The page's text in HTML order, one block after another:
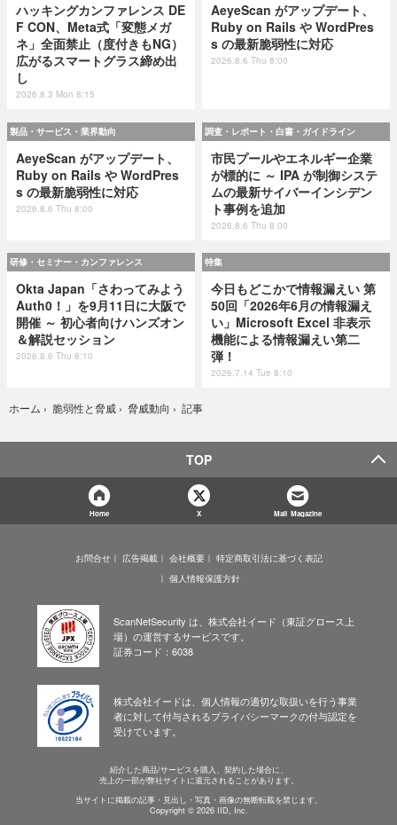
ハッキングカンファレンス DE
F CON、Meta式「変態メガ
ネ」全面禁止（度付きもNG）
広がるスマートグラス締め出
し
2026.8.3 Mon 8:15
AeyeScan がアップデート、
Ruby on Rails や WordPres
s の最新脆弱性に対応
2026.8.6 Thu 8:00
製品・サービス・業界動向
AeyeScan がアップデート、
Ruby on Rails や WordPres
s の最新脆弱性に対応
2026.8.6 Thu 8:00
調査・レポート・白書・ガイドライン
市民プールやエネルギー企業
が標的に ～ IPA が制御システ
ムの最新サイバーインシデン
ト事例を追加
2026.8.6 Thu 8:00
研修・セミナー・カンファレンス
Okta Japan「さわってみよう
Auth0！」を9月11日に大阪で
開催 ～ 初心者向けハンズオン
＆解説セッション
2026.8.6 Thu 8:10
特集
今日もどこかで情報漏えい 第
50回「2026年6月の情報漏え
い」Microsoft Excel 非表示
機能による情報漏えい第二
弾！
2026.7.14 Tue 8:10
ホーム › 脆弱性と脅威 › 脅威動向 › 記事
TOP
Home X Mail Magazine
お問合せ 広告掲載 会社概要
特定商取引法に基づく表記
個人情報保護方針
ScanNetSecurity は、株式会社イード（東証グロース上
場）の運営するサービスです。
証券コード：6038
株式会社イードは、個人情報の適切な取扱いを行う事業
者に対して付与されるプライバシーマークの付与認定を
受けています。
紹介した商品/サービスを購入、契約した場合に、
売上の一部が弊社サイトに還元されることがあります。
当サイトに掲載の記事・見出し・写真・画像の無断転載を禁じます。
Copyright © 2026 IID, Inc.